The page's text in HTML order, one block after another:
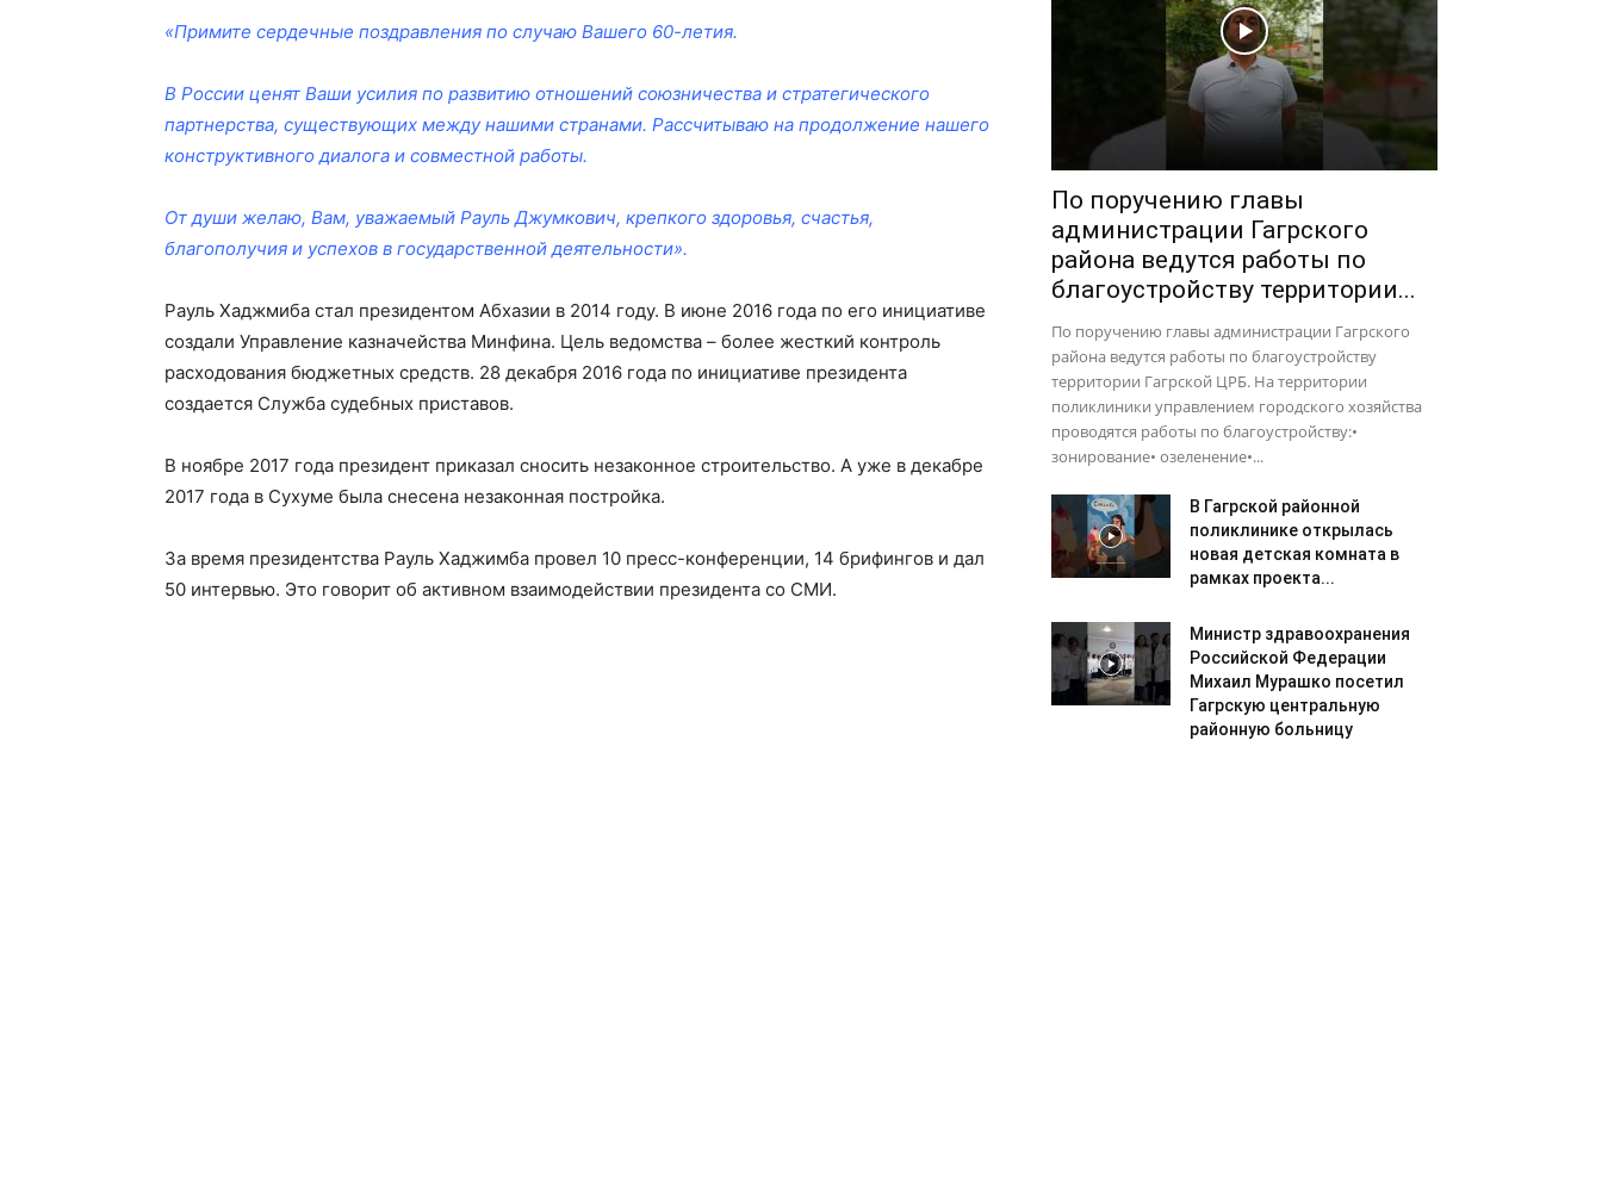
«Примите сердечные поздравления по случаю Вашего 60-летия.
В России ценят Ваши усилия по развитию отношений союзничества и стратегического
партнерства, существующих между нашими странами. Рассчитываю на продолжение нашего
конструктивного диалога и совместной работы.
От души желаю, Вам, уважаемый Рауль Джумкович, крепкого здоровья, счастья,
благополучия и успехов в государственной деятельности».
Рауль Хаджмиба стал президентом Абхазии в 2014 году. В июне 2016 года по его инициативе
создали Управление казначейства Минфина. Цель ведомства – более жесткий контроль
расходования бюджетных средств. 28 декабря 2016 года по инициативе президента
создается Служба судебных приставов.
В ноябре 2017 года президент приказал сносить незаконное строительство. А уже в декабре
2017 года в Сухуме была снесена незаконная постройка.
За время президентства Рауль Хаджимба провел 10 пресс-конференции, 14 брифингов и дал
50 интервью. Это говорит об активном взаимодействии президента со СМИ.
По поручению главы
администрации Гагрского
района ведутся работы по
благоустройству территории...
По поручению главы администрации Гагрского
района ведутся работы по благоустройству
территории Гагрской ЦРБ. На территории
поликлиники управлением городского хозяйства
проводятся работы по благоустройству:•
зонирование• озеленение•...
В Гагрской районной
поликлинике открылась
новая детская комната в
рамках проекта...
Министр здравоохранения
Российской Федерации
Михаил Мурашко посетил
Гагрскую центральную
районную больницу